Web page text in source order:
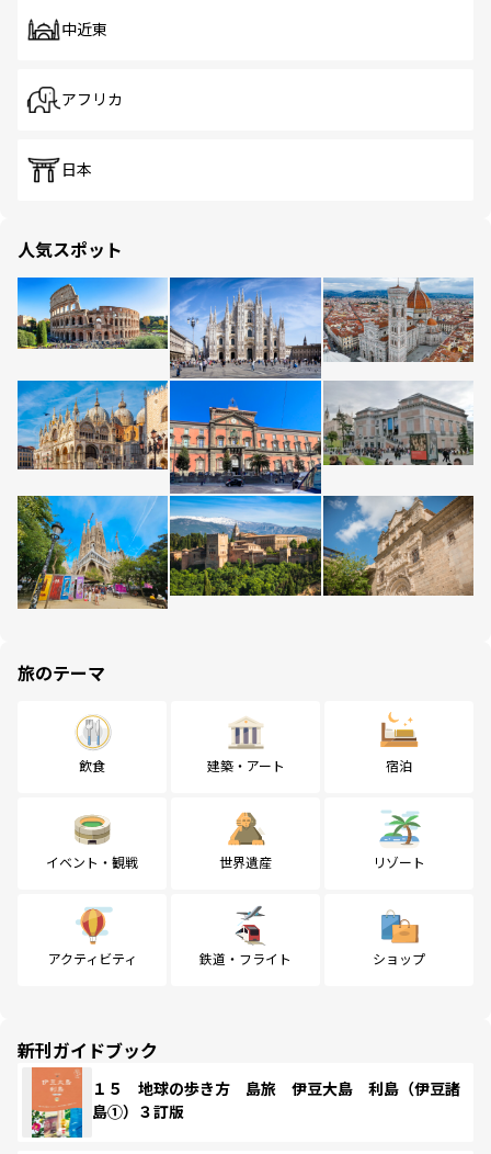
中近東
アフリカ
日本
人気スポット
旅のテーマ
飲食 建築・アート 宿泊
イベント・観戦 世界遺産 リゾート
アクティビティ 鉄道・フライト ショップ
新刊ガイドブック
１５ 地球の歩き方 島旅 伊豆大島 利島（伊豆諸
島①）３訂版